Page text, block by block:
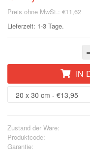
Preis ohne MwSt.: €11,62
Lieferzeit: 1-3 Tage.
IN
Zustand der Ware:
Produktcode:
Garantie: